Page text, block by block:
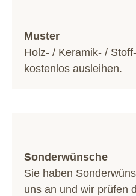
Muster
Holz- / Keramik- /
kostenlos ausleihen.
Sonderwünsche
Sie haben
uns an und wir prüfen